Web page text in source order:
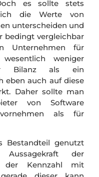
es sollte stets
die Werte von
unterscheiden und
bedingt vergleichbar
Unternehmen für
wesentlich weniger
Bilanz als ein
eben auch auf diese
Daher sollte man
von Software
als für
Bestandteil genutzt
der
der Kennzahl mit